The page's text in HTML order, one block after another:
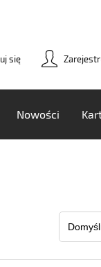
się
Nowości